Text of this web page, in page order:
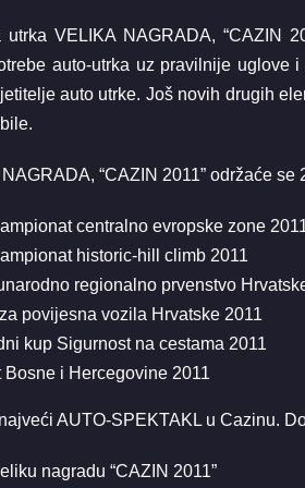
utrka VELIKA NAGRADA,
auto-utrka uz pravilnije uglove
auto utrke. Još novih drugih
“CAZIN 2011” održaće
centralno evropske zone
historic-hill climb 2011
regionalno prvenstvo
povijesna vozila Hrvatske 2011
kup Sigurnost na cestama 2011
Bosne i Hercegovine 2011
AUTO-SPEKTAKL u Cazinu.
nagradu “CAZIN 2011”